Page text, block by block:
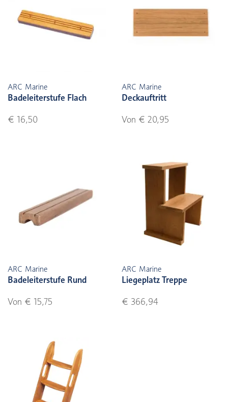
ARC Marine
Badeleiterstufe Flach
€ 16,50
ARC Marine
Deckauftritt
Von € 20,95
ARC Marine
Badeleiterstufe Rund
Von € 15,75
ARC Marine
Liegeplatz Treppe
€ 366,94